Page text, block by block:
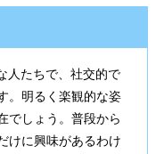
人たちで、社交的で
。明るく楽観的な姿
でしょう。普段から
けに興味があるわけ